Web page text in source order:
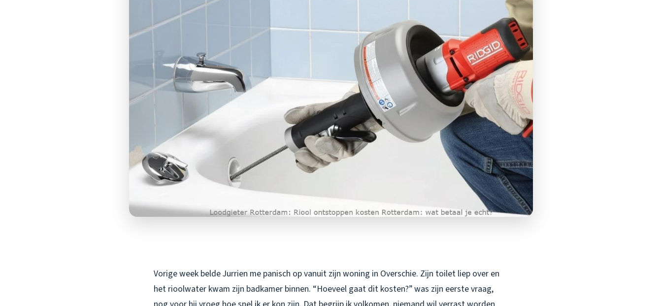
Vorige week belde Jurrien me panisch op vanuit zijn woning in Overschie. Zijn toilet liep over en
het rioolwater kwam zijn badkamer binnen. “Hoeveel gaat dit kosten?” was zijn eerste vraag,